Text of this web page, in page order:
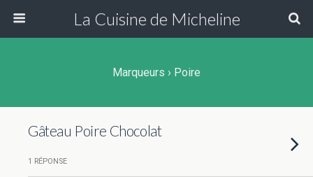
La Cuisine de Micheline
Marqueurs › Poire
Gâteau Poire Chocolat
1 RÉPONSE